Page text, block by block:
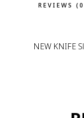
REVIEWS
NEW KNIFE